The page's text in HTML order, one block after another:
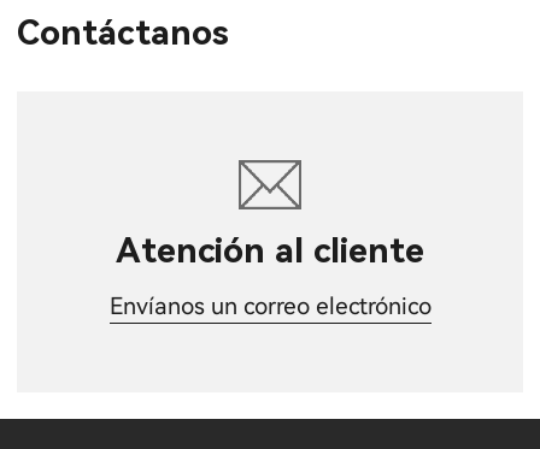
Contáctanos
Atención al cliente
Envíanos un correo electrónico